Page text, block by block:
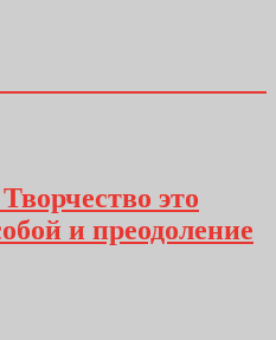
это
и преодоление